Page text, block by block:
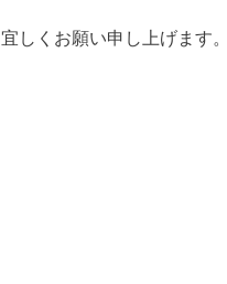
宜しくお願い申し上げます。